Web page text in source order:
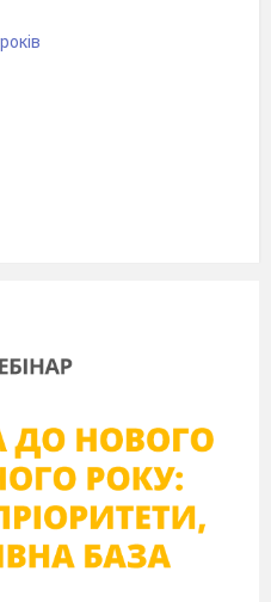
віку)
у дивовижну
професій, у якій вони
це маленька
Велику справу.
дітей з
їх виникнення та
формі невеличких